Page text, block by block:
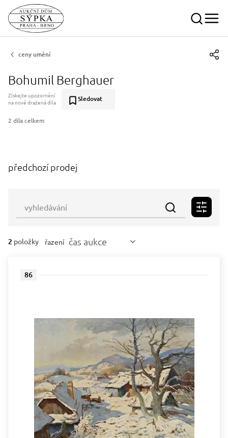
ceny umění
Bohumil Berghauer
Získejte upozornění
na nově dražená díla
Sledovat
2 díla celkem
předchozí prodej
2 položky řazení čas aukce
86